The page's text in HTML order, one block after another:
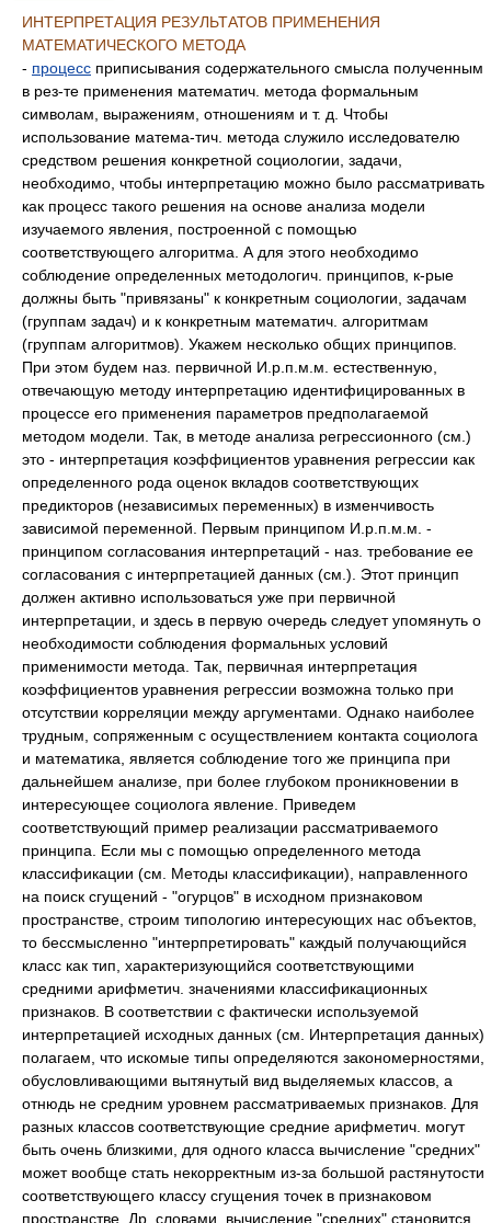
ИНТЕРПРЕТАЦИЯ РЕЗУЛЬТАТОВ ПРИМЕНЕНИЯ
МАТЕМАТИЧЕСКОГО МЕТОДА
- процесс приписывания содержательного смысла полученным
в рез-те применения математич. метода формальным
символам, выражениям, отношениям и т. д. Чтобы
использование матема-тич. метода служило исследователю
средством решения конкретной социологии, задачи,
необходимо, чтобы интерпретацию можно было рассматривать
как процесс такого решения на основе анализа модели
изучаемого явления, построенной с помощью
соответствующего алгоритма. А для этого необходимо
соблюдение определенных методологич. принципов, к-рые
должны быть "привязаны" к конкретным социологии, задачам
(группам задач) и к конкретным математич. алгоритмам
(группам алгоритмов). Укажем несколько общих принципов.
При этом будем наз. первичной И.р.п.м.м. естественную,
отвечающую методу интерпретацию идентифицированных в
процессе его применения параметров предполагаемой
методом модели. Так, в методе анализа регрессионного (см.)
это - интерпретация коэффициентов уравнения регрессии как
определенного рода оценок вкладов соответствующих
предикторов (независимых переменных) в изменчивость
зависимой переменной. Первым принципом И.р.п.м.м. -
принципом согласования интерпретаций - наз. требование ее
согласования с интерпретацией данных (см.). Этот принцип
должен активно использоваться уже при первичной
интерпретации, и здесь в первую очередь следует упомянуть о
необходимости соблюдения формальных условий
применимости метода. Так, первичная интерпретация
коэффициентов уравнения регрессии возможна только при
отсутствии корреляции между аргументами. Однако наиболее
трудным, сопряженным с осуществлением контакта социолога
и математика, является соблюдение того же принципа при
дальнейшем анализе, при более глубоком проникновении в
интересующее социолога явление. Приведем
соответствующий пример реализации рассматриваемого
принципа. Если мы с помощью определенного метода
классификации (см. Методы классификации), направленного
на поиск сгущений - "огурцов" в исходном признаковом
пространстве, строим типологию интересующих нас объектов,
то бессмысленно "интерпретировать" каждый получающийся
класс как тип, характеризующийся соответствующими
средними арифметич. значениями классификационных
признаков. В соответствии с фактически используемой
интерпретацией исходных данных (см. Интерпретация данных)
полагаем, что искомые типы определяются закономерностями,
обусловливающими вытянутый вид выделяемых классов, а
отнюдь не средним уровнем рассматриваемых признаков. Для
разных классов соответствующие средние арифметич. могут
быть очень близкими, для одного класса вычисление "средних"
может вообще стать некорректным из-за большой растянутости
соответствующего классу сгущения точек в признаковом
пространстве. Др. словами, вычисление "средних" становится